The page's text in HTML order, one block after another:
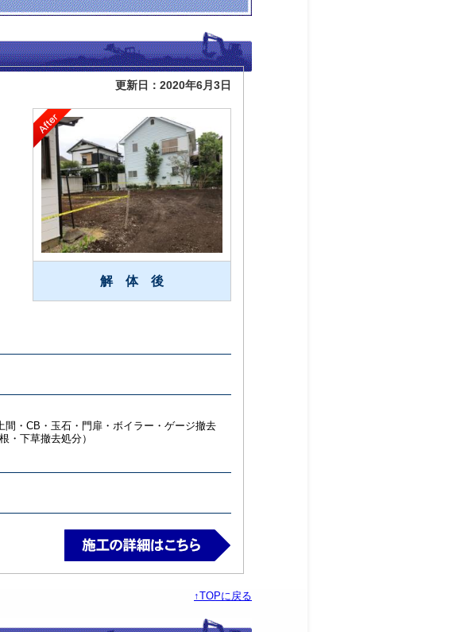
更新日：2020年6月3日
解 体 後
間・CB・玉石・門扉・ボイラー・ゲージ撤去
・下草撤去処分）
↑TOPに戻る